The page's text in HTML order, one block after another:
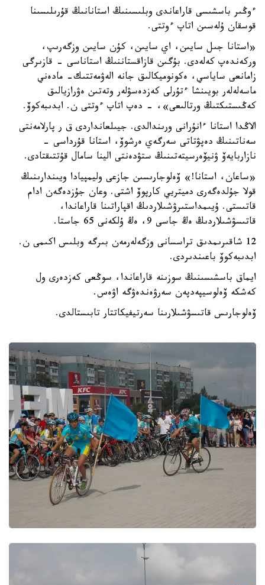
ءوڭىر باسشىسى قاراعاندى وبلىسىنىڭ استانانىڭ قۇرىلىسىنا
قوسقان ۇلەسىن اتاپ ءوتتى.
«استانا جىل سايىن، اي سايىن، كۇن سايىن وزگەرىپ،
وركەندەپ كەلەدى. بۇگىن قازاقستاننىڭ استاناسى - قازىرگى
زامانعى ساياسي، ەكونوميكالىق جانە الەۋمەتتىك- مادەني
ماسەلەلەر بويىنشا ءتۇرلى كەزدەسۋلەر وتەتىن ەۋرازيالىق
كەڭىستىكتىڭ ورتالىعى»، - دەپ اتاپ ءوتتى ن. ابدىبەكوۆ.
الاڭدا استانا ءانۇرانى ورىندالدى. جيىلعانداردى ق ر پارلامەنتى
سەناتىنىڭ دەپۋتاتى سەرگەي ەرشوۆ، استانا قۇرداسى -
نازاربايەۆ ۋنيۆەرسيتەتىنىڭ ستۋدەنتى الينا سامال قۇتتىقتادى.
«ساعان، استانا!» ۆەلوجارىسىن جازعى وليمپيادا ويىندارىنىڭ
قولا جۇلدەگەرى دميتريي كارپوۆ اشتى. وعان جۇزدەگەن ادام
قاتىستى. ۇيىمداستىرۋشىلاردىڭ اقپاراتىنا قاراعاندا،
قاتىسۋشىلاردىڭ ەڭ جاسى 9، ەڭ ۇلكەنى 65 جاستا.
12 شاقىرىمدىق تراسسانى وزگەلەرمەن بىرگە وبلىس اكىمى ن.
ابدىبەكوۆ باعىندىردى.
ايماق باسشىسىنىڭ سوزىنە قاراعاندا، سوڭعى كەزدەرى ول
كەشكە ۆەلوسيپەدپەن سەرۋەندەۋگە اۋەس.
ۆەلوجارىس قاتىسۋشىلارىنا سەرتيفيكاتتار تابىستالدى.